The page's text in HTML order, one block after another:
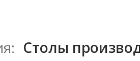
Столы